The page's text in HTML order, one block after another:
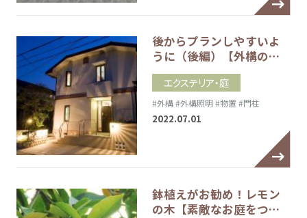
後からプランしやすいよ
うに（後編）【外構の…
エクステリア・庭
#外構#外構照明 #物置 #門柱
2022.07.01
鉢植えがお勧め！レモン
の木【素敵なお庭をつ…